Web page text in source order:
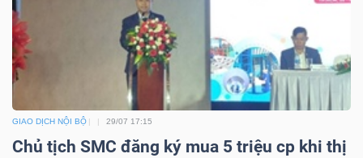
GIAO DỊCH NỘI BỘ 29/07 17:15
Chủ tịch SMC đăng ký mua 5 triệu cp khi thị